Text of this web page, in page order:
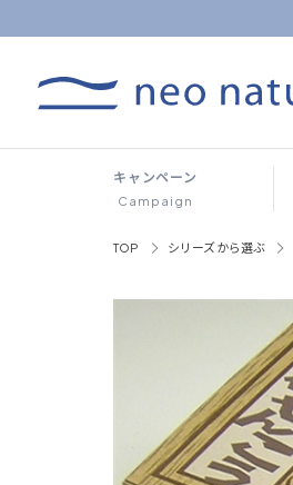
キャンペーン
Campaign
TOP シリーズから選ぶ